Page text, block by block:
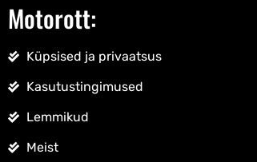
Motorott:
Küpsised ja privaatsus
Kasutustingimused
Lemmikud
Meist